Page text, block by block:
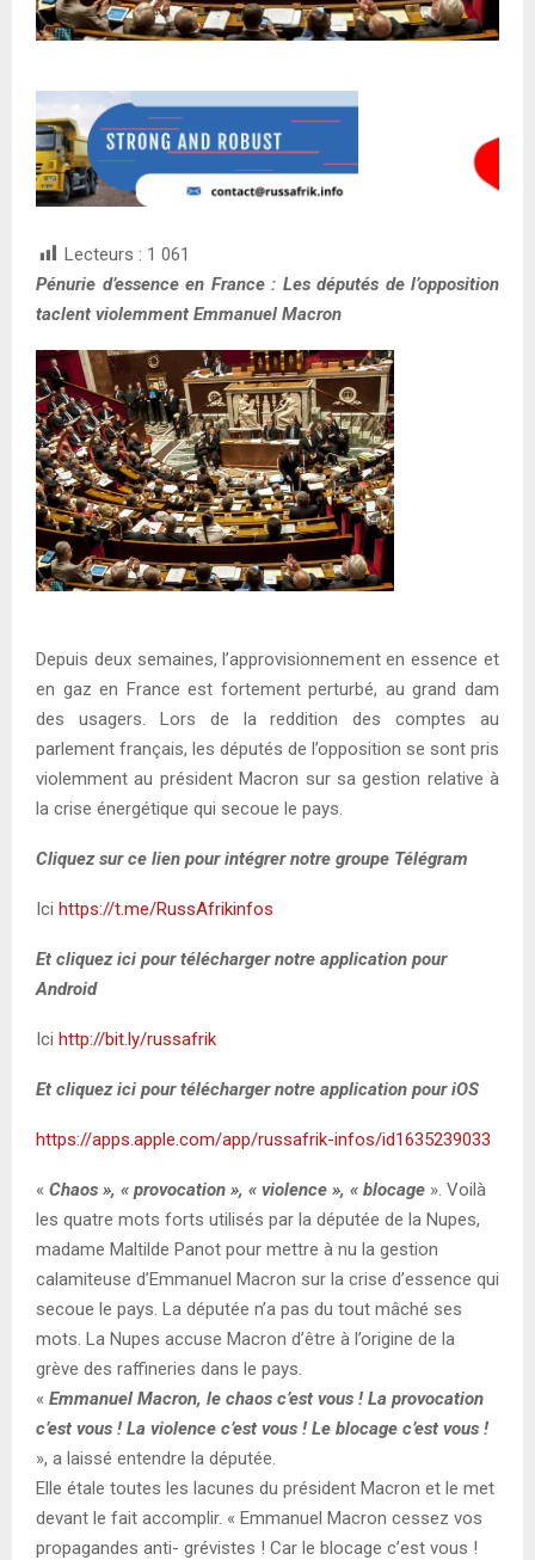
Lecteurs : 1 061
Pénurie d’essence en France : Les députés de l’opposition
taclent violemment Emmanuel Macron
Depuis deux semaines, l’approvisionnement en essence et
en gaz en France est fortement perturbé, au grand dam
des usagers. Lors de la reddition des comptes au
parlement français, les députés de l’opposition se sont pris
violemment au président Macron sur sa gestion relative à
la crise énergétique qui secoue le pays.
Cliquez sur ce lien pour intégrer notre groupe Télégram
Ici https://t.me/RussAfrikinfos
Et cliquez ici pour télécharger notre application pour
Android
Ici http://bit.ly/russafrik
Et cliquez ici pour télécharger notre application pour iOS
https://apps.apple.com/app/russafrik-infos/id1635239033
« Chaos », « provocation », « violence », « blocage ». Voilà
les quatre mots forts utilisés par la députée de la Nupes,
madame Maltilde Panot pour mettre à nu la gestion
calamiteuse d’Emmanuel Macron sur la crise d’essence qui
secoue le pays. La députée n’a pas du tout mâché ses
mots. La Nupes accuse Macron d’être à l’origine de la
grève des raffineries dans le pays.
« Emmanuel Macron, le chaos c’est vous ! La provocation
c’est vous ! La violence c’est vous ! Le blocage c’est vous !
», a laissé entendre la députée.
Elle étale toutes les lacunes du président Macron et le met
devant le fait accomplir. « Emmanuel Macron cessez vos
propagandes anti- grévistes ! Car le blocage c’est vous !